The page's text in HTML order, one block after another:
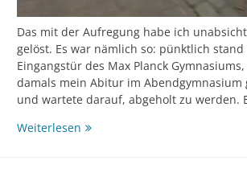
Das mit der Aufregung habe ich
gelöst. Es war nämlich so: pünktlich
Eingangstür des Max Planck
damals mein Abitur im Abendgymnasium
und wartete darauf, abgeholt zu werden.
Weiterlesen Mit